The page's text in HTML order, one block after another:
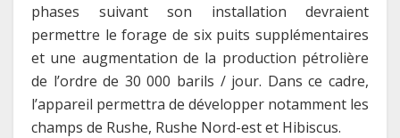
phases suivant son installation devraient
permettre le forage de six puits supplémentaires
et une augmentation de la production pétrolière
de l’ordre de 30 000 barils / jour. Dans ce cadre,
l’appareil permettra de développer notamment les
champs de Rushe, Rushe Nord-est et Hibiscus.